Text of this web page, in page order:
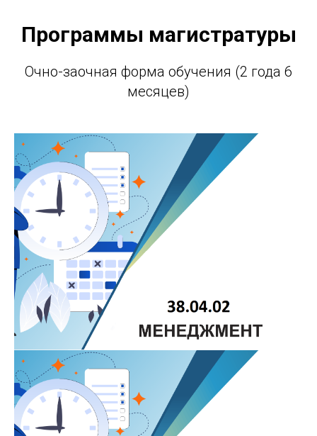
Программы магистратуры
Очно-заочная форма обучения (2 года 6
месяцев)